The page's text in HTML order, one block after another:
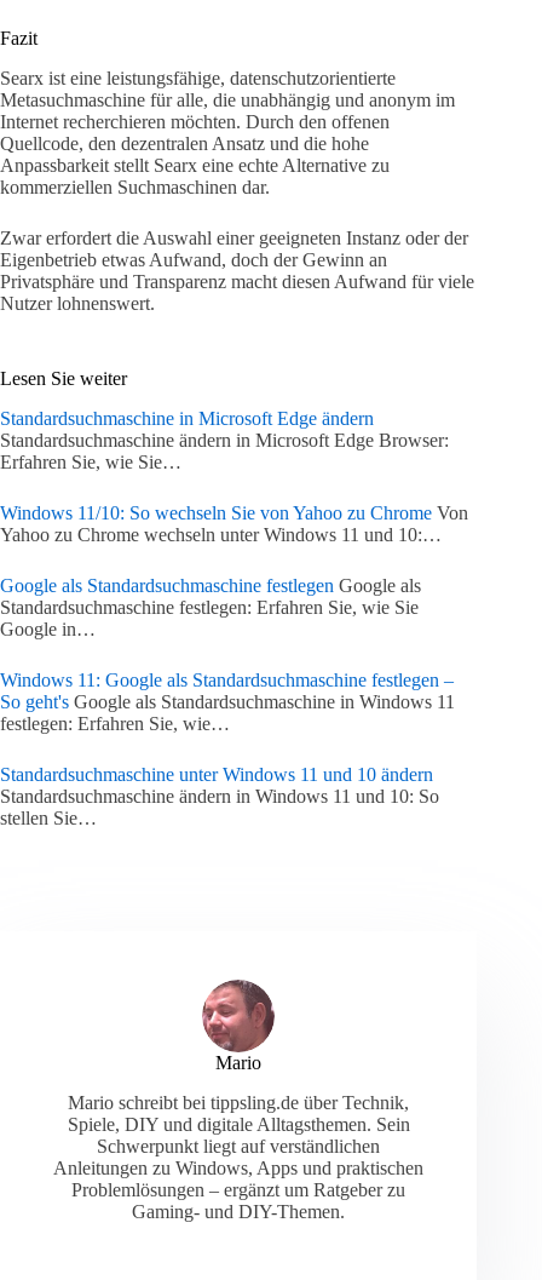
Fazit
Searx ist eine leistungsfähige, datenschutzorientierte
Metasuchmaschine für alle, die unabhängig und anonym im
Internet recherchieren möchten. Durch den offenen
Quellcode, den dezentralen Ansatz und die hohe
Anpassbarkeit stellt Searx eine echte Alternative zu
kommerziellen Suchmaschinen dar.
Zwar erfordert die Auswahl einer geeigneten Instanz oder der
Eigenbetrieb etwas Aufwand, doch der Gewinn an
Privatsphäre und Transparenz macht diesen Aufwand für viele
Nutzer lohnenswert.
Lesen Sie weiter
Standardsuchmaschine in Microsoft Edge ändern
Standardsuchmaschine ändern in Microsoft Edge Browser:
Erfahren Sie, wie Sie…
Windows 11/10: So wechseln Sie von Yahoo zu Chrome Von
Yahoo zu Chrome wechseln unter Windows 11 und 10:…
Google als Standardsuchmaschine festlegen Google als
Standardsuchmaschine festlegen: Erfahren Sie, wie Sie
Google in…
Windows 11: Google als Standardsuchmaschine festlegen –
So geht's Google als Standardsuchmaschine in Windows 11
festlegen: Erfahren Sie, wie…
Standardsuchmaschine unter Windows 11 und 10 ändern
Standardsuchmaschine ändern in Windows 11 und 10: So
stellen Sie…
Mario
Mario schreibt bei tippsling.de über Technik,
Spiele, DIY und digitale Alltagsthemen. Sein
Schwerpunkt liegt auf verständlichen
Anleitungen zu Windows, Apps und praktischen
Problemlösungen – ergänzt um Ratgeber zu
Gaming- und DIY-Themen.